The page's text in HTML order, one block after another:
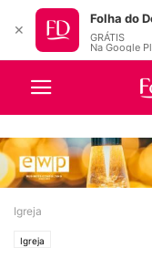
Igreja
Igreja
✕
Folha do
GRÁTIS
Na Google